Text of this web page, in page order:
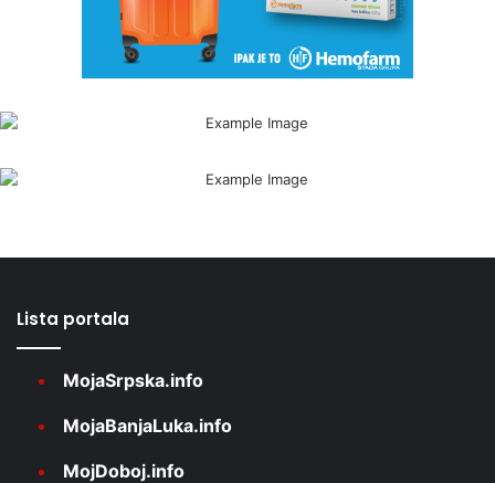
Lista portala
MojaSrpska.info
MojaBanjaLuka.info
MojDoboj.info